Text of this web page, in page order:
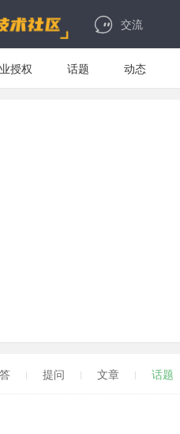
交流
授权 话题 动态
提问 文章 话题